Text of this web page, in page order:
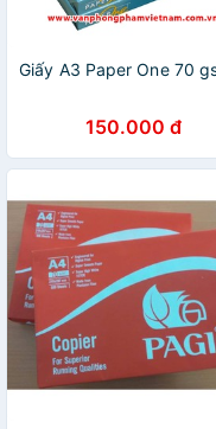
Giấy A3 Paper One 70
150.000 đ